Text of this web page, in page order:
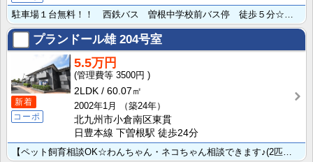
プランドール雄204号室
新着
コーポ
5.5万円
3500円
2LDK
60.07㎡
2002年1月
（築24年）
北九州市小倉南区東貫
日豊本線 下曽根駅 徒歩24分